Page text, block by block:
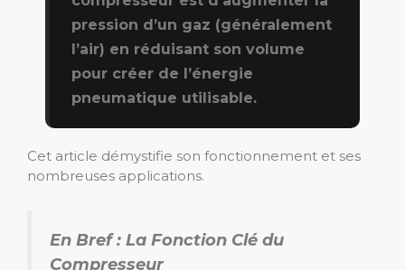
pression d’un gaz (généralement
l’air) en réduisant son volume
pour créer de l’énergie
pneumatique utilisable.
Cet article démystifie son fonctionnement et ses
nombreuses applications.
En Bref : La Fonction Clé du
Compresseur